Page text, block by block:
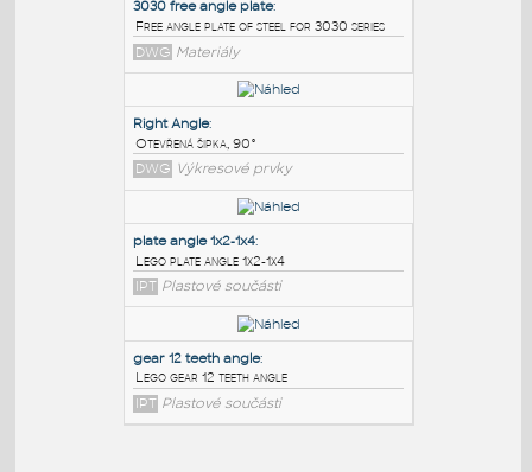
PODOBNÉ BLOKY:
3030 free angle plate:
Free angle plate of steel for 3030 series
DWG Materiály
Right Angle:
Otevřená šipka, 90°
DWG Výkresové prvky